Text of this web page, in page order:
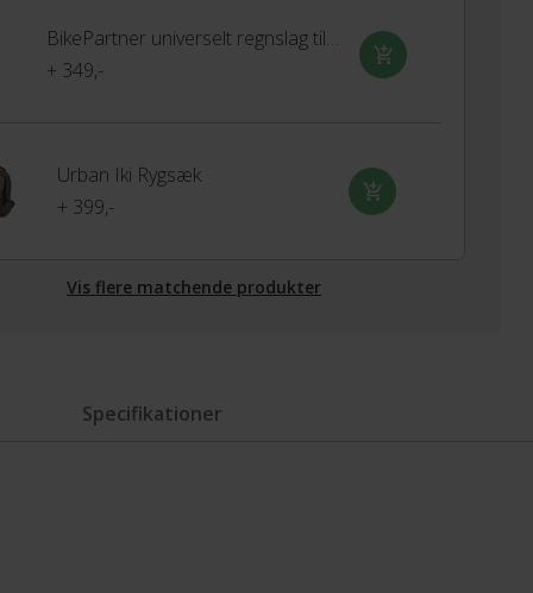
BikePartner universelt regnslag til barnestol
+ 349,-
Urban Iki Rygsæk
+ 399,-
Vis flere matchende produkter
Specifikationer